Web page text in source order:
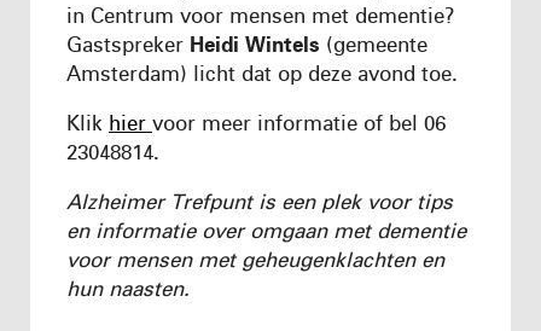
in Centrum voor mensen met dementie?
Gastspreker Heidi Wintels (gemeente
Amsterdam) licht dat op deze avond toe.
Klik hier voor meer informatie of bel 06
23048814.
Alzheimer Trefpunt is een plek voor tips
en informatie over omgaan met dementie
voor mensen met geheugenklachten en
hun naasten.